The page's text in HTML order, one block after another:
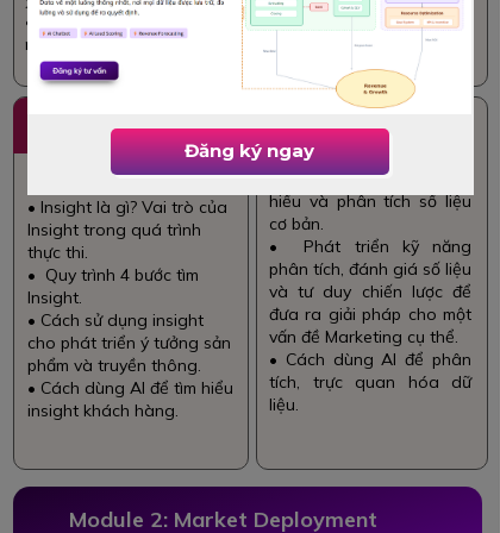
Understanding &
Insight
development
• Insight là gì? Vai trò của
Insight trong quá trình
thực thi.
• Quy trình 4 bước tìm
Insight.
• Cách sử dụng insight
cho phát triển ý tưởng sản
phẩm và truyền thông.
• Cách dùng AI để tìm hiểu
insight khách hàng.
Module 2: Market Deployment
• Cách dùng AI để
nghiên cứu thị trường .
Practice 1: Data-
driven Marketing
• Các phương pháp đọc,
hiểu và phân tích số liệu
cơ bản.
• Phát triển kỹ năng
phân tích, đánh giá số liệu
và tư duy chiến lược để
đưa ra giải pháp cho một
vấn đề Marketing cụ thể.
• Cách dùng AI để phân
tích, trực quan hóa dữ
liệu.
4
Đăng ký ngay